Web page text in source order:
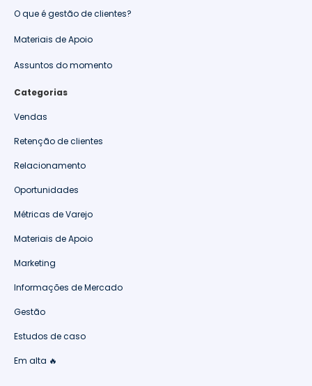
O que é gestão de clientes?
Materiais de Apoio
Assuntos do momento
Categorias
Vendas
Retenção de clientes
Relacionamento
Oportunidades
Métricas de Varejo
Materiais de Apoio
Marketing
Informações de Mercado
Gestão
Estudos de caso
Em alta 🔥